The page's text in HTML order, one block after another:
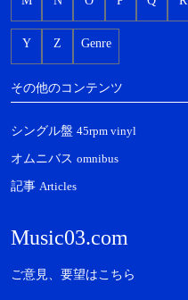
Y Z Genre
その他のコンテンツ
シングル盤 45rpm vinyl
オムニバス omnibus
記事 Articles
Music03.com
ご意見、要望はこちら